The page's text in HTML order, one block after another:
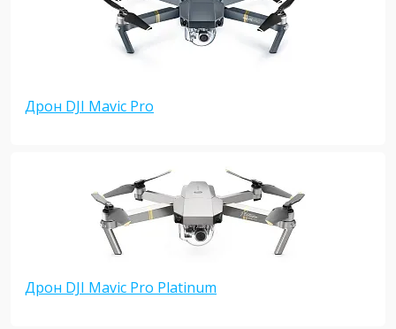
Дрон DJI Mavic Pro
Дрон DJI Mavic Pro Platinum